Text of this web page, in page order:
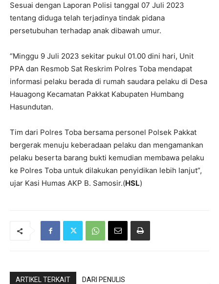
Sesuai dengan Laporan Polisi tanggal 07 Juli 2023
tentang diduga telah terjadinya tindak pidana
persetubuhan terhadap anak dibawah umur.
“Minggu 9 Juli 2023 sekitar pukul 01.00 dini hari, Unit
PPA dan Resmob Sat Reskrim Polres Toba mendapat
informasi pelaku berada di rumah saudara pelaku di Desa
Hauagong Kecamatan Pakkat Kabupaten Humbang
Hasundutan.
Tim dari Polres Toba bersama personel Polsek Pakkat
bergerak menuju keberadaan pelaku dan mengamankan
pelaku beserta barang bukti kemudian membawa pelaku
ke Polres Toba untuk dilakukan penyidikan lebih lanjut”,
ujar Kasi Humas AKP B. Samosir.(HSL)
ARTIKEL TERKAIT DARI PENULIS